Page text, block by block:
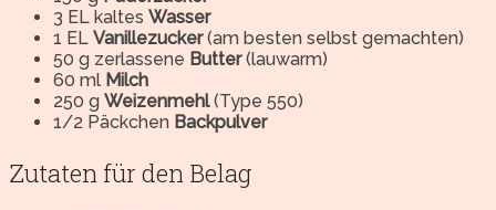
3 EL kaltes Wasser
1 EL Vanillezucker(am besten selbst gemachten)
50 g zerlassene Butter(lauwarm)
60 ml Milch
250 g Weizenmehl(Type 550)
1/2 Päckchen Backpulver
Zutaten für den Belag